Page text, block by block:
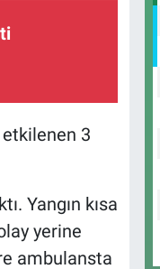
etkilenen 3
Yangın kısa
yerine
ambulansta